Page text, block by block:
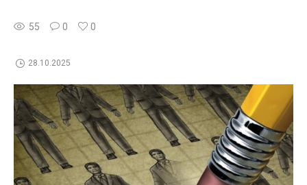
55 0 0
28.10.2025